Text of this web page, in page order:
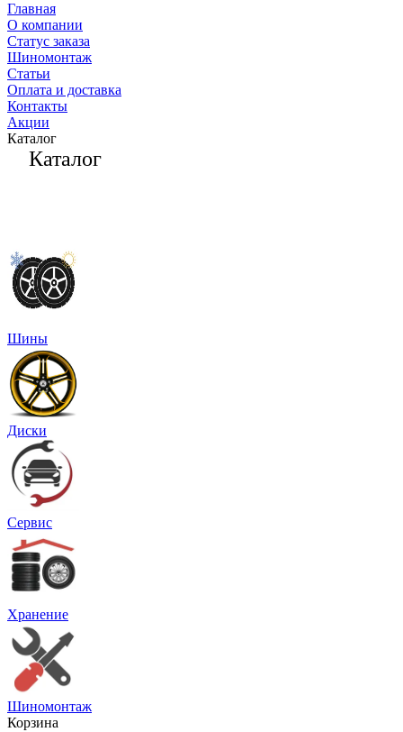
Главная
О компании
Статус заказа
Шиномонтаж
Статьи
Оплата и доставка
Контакты
Акции
Каталог
Каталог
Шины
Диски
Сервис
Хранение
Шиномонтаж
Корзина